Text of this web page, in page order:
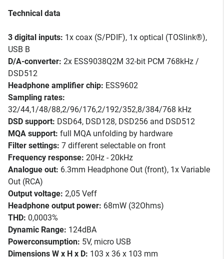
Technical data
3 digital inputs: 1x coax (S/PDIF), 1x optical (TOSlink®),
USB B
D/A-converter: 2x ESS9038Q2M 32-bit PCM 768kHz /
DSD512
Headphone amplifier chip: ESS9602
Sampling rates:
32/44,1/48/88,2/96/176,2/192/352,8/384/768 kHz
DSD support: DSD64, DSD128, DSD256 and DSD512
MQA support: full MQA unfolding by hardware
Filter settings: 7 different selectable on front
Frequency response: 20Hz - 20kHz
Analogue out: 6.3mm Headphone Out (front), 1x Variable
Out (RCA)
Output voltage: 2,05 Veff
Headphone output power: 68mW (32Ohms)
THD: 0,0003%
Dynamic Range: 124dBA
Powerconsumption: 5V, micro USB
Dimensions W x H x D: 103 x 36 x 103 mm